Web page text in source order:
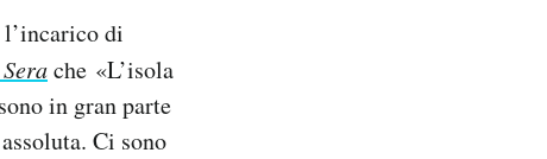
di
che «L’isola
in gran parte
Ci sono